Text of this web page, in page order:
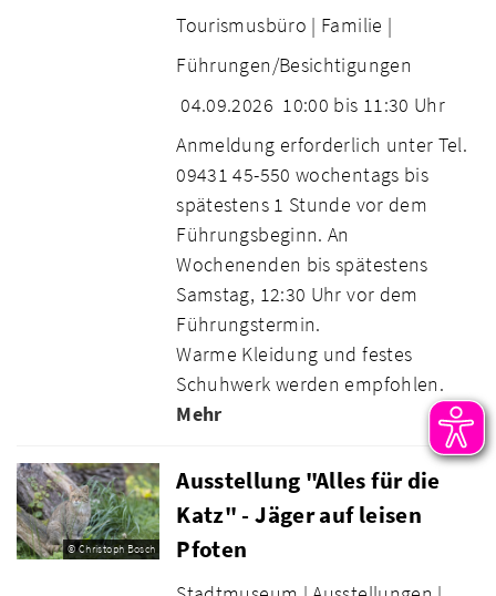
Tourismusbüro | Familie |
Führungen/Besichtigungen
04.09.2026 10:00 bis 11:30 Uhr
Anmeldung erforderlich unter Tel.
09431 45-550 wochentags bis
spätestens 1 Stunde vor dem
Führungsbeginn. An
Wochenenden bis spätestens
Samstag, 12:30 Uhr vor dem
Führungstermin.
Warme Kleidung und festes
Schuhwerk werden empfohlen.
Mehr
© Christoph Bosch
Ausstellung "Alles für die
Katz" - Jäger auf leisen
Pfoten